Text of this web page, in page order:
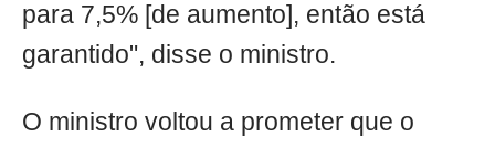
para 7,5% [de aumento], então está
garantido", disse o ministro.
O ministro voltou a prometer que o